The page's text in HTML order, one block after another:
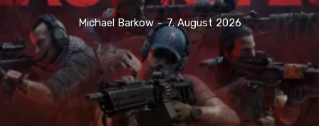
Michael Barkow - 7. August 2026